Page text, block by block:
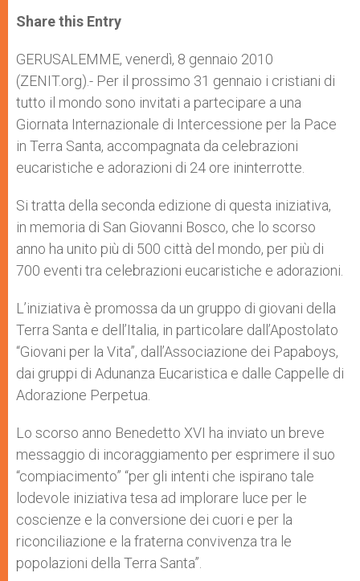
t
s
p
p
s
e
g
e
r
e
b
o
k
r
Share this Entry
GERUSALEMME, venerdì, 8 gennaio 2010
(ZENIT.org).- Per il prossimo 31 gennaio i cristiani di
tutto il mondo sono invitati a partecipare a una
Giornata Internazionale di Intercessione per la Pace
in Terra Santa, accompagnata da celebrazioni
eucaristiche e adorazioni di 24 ore ininterrotte.
Si tratta della seconda edizione di questa iniziativa,
in memoria di San Giovanni Bosco, che lo scorso
anno ha unito più di 500 città del mondo, per più di
700 eventi tra celebrazioni eucaristiche e adorazioni.
L’iniziativa è promossa da un gruppo di giovani della
Terra Santa e dell’Italia, in particolare dall’Apostolato
“Giovani per la Vita”, dall’Associazione dei Papaboys,
dai gruppi di Adunanza Eucaristica e dalle Cappelle di
Adorazione Perpetua.
Lo scorso anno Benedetto XVI ha inviato un breve
messaggio di incoraggiamento per esprimere il suo
“compiacimento” “per gli intenti che ispirano tale
lodevole iniziativa tesa ad implorare luce per le
coscienze e la conversione dei cuori e per la
riconciliazione e la fraterna convivenza tra le
popolazioni della Terra Santa”.